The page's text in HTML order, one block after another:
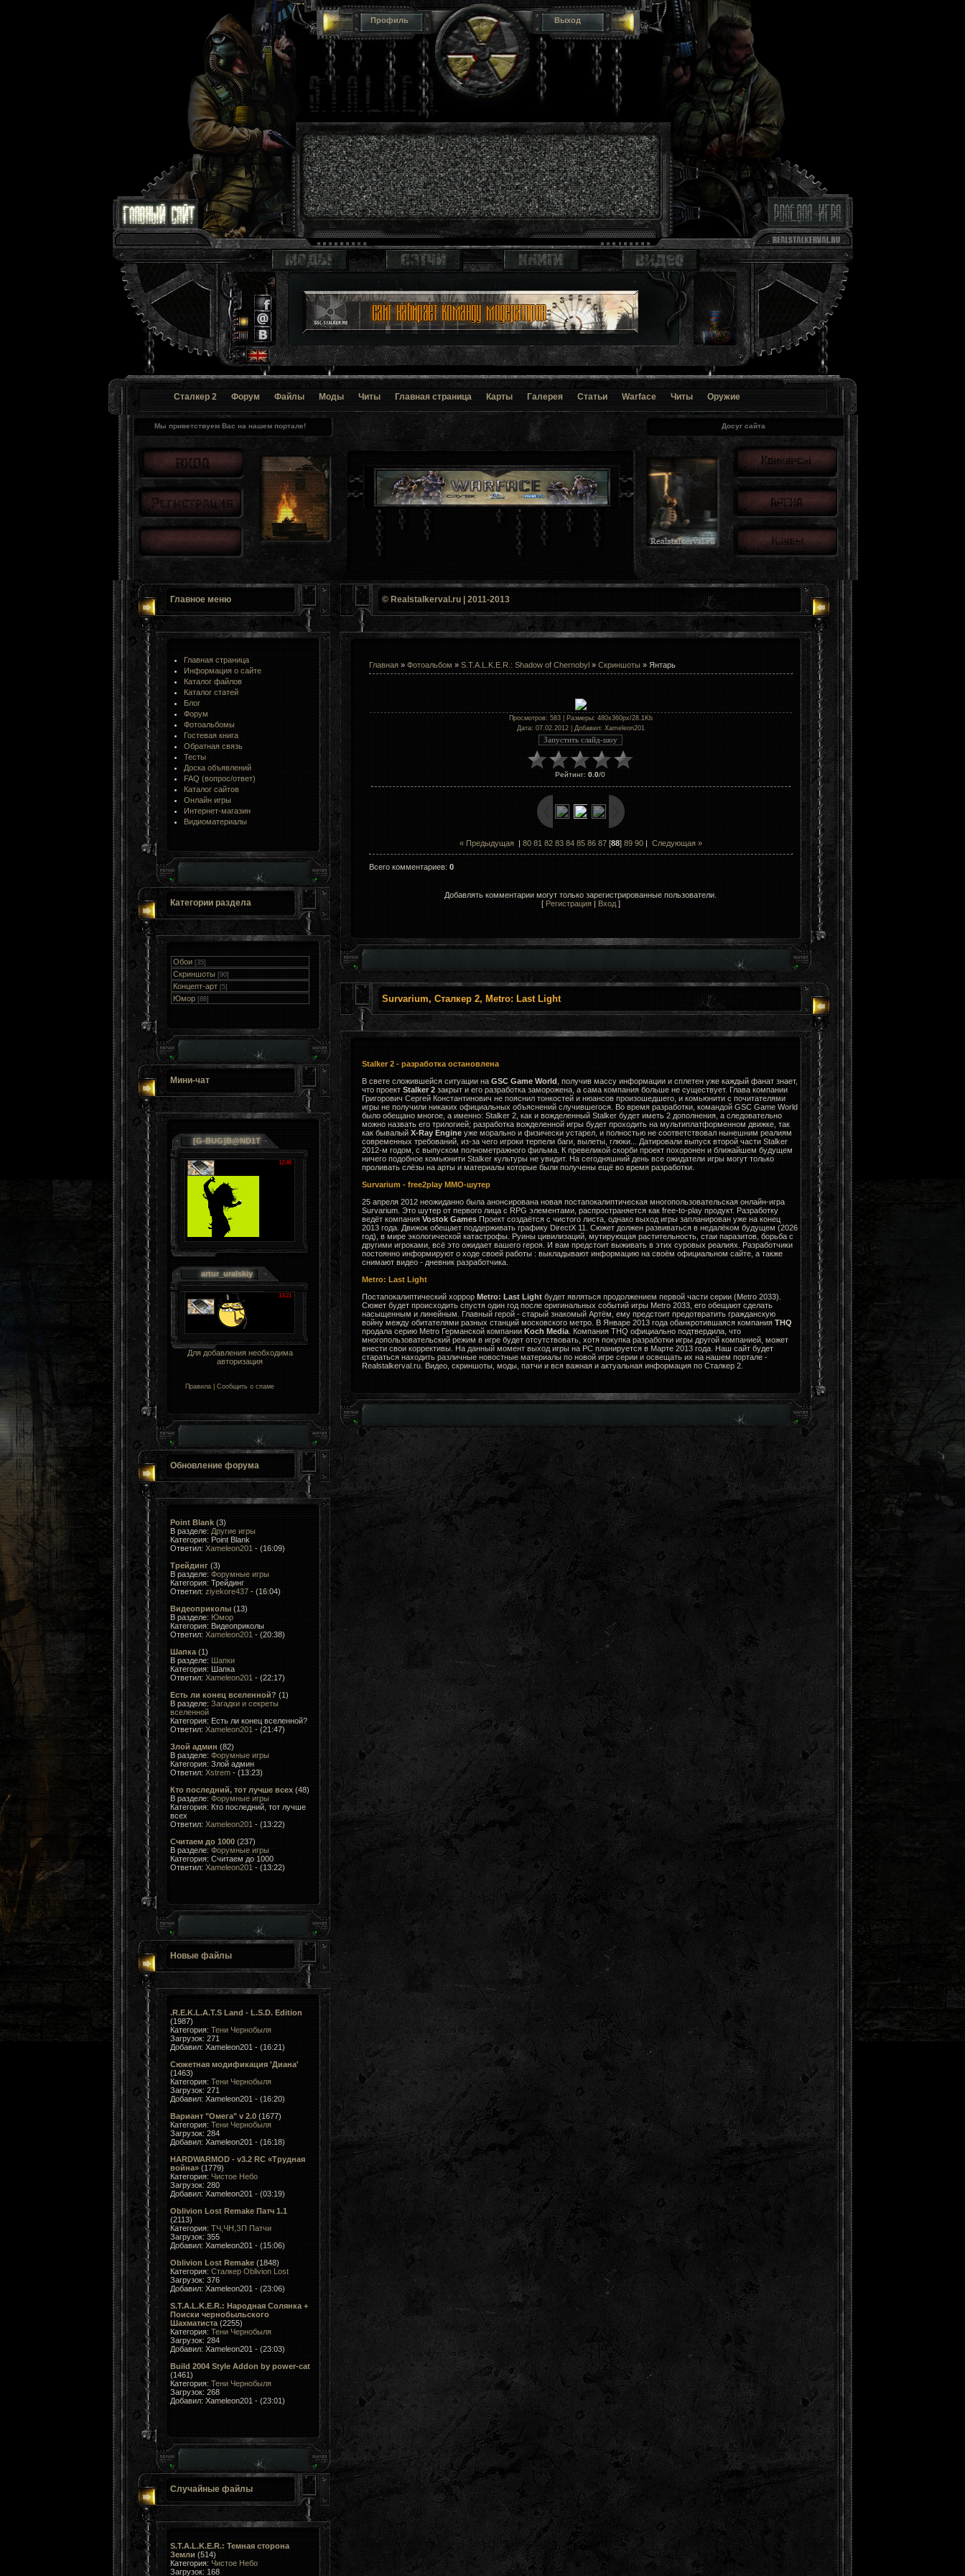
Профиль Выход
Сталкер 2 Форум Файлы Моды Читы Главная страница Карты Галерея Статьи Warface Читы Оружие
Досуг сайта
Мы приветствуем Вас на нашем портале!
Главное меню
Главная страница
Информация о сайте
Каталог файлов
Каталог статей
Блог
Форум
Фотоальбомы
Гостевая книга
Обратная связь
Тесты
Доска объявлений
FAQ (вопрос/ответ)
Каталог сайтов
Онлайн игры
Интернет-магазин
Видиоматериалы
Категории раздела
Обои [35]
Скриншоты [90]
Концепт-арт [5]
Юмор [88]
Мини-чат
Для добавления необходима
авторизация
Правила| Сообщить о спаме
Обновление форума
Point Blank(3)
В разделе: Другие игры
Категория: Point Blank
Ответил: Xameleon201 - (16:09)
Трейдинг(3)
В разделе: Форумные игры
Категория: Трейдинг
Ответил: ziyekore437- (16:04)
Видеоприколы(13)
В разделе: Юмор
Категория: Видеоприколы
Ответил: Xameleon201 - (20:38)
Шапка(1)
В разделе: Шапки
Категория: Шапка
Ответил: Xameleon201 - (22:17)
Есть ли конец вселенной? (1)
В разделе: Загадки и секреты
вселенной
Категория: Есть ли конец вселенной?
Ответил: Xameleon201 - (21:47)
Злой админ (82)
В разделе: Форумные игры
Категория: Злой админ
Ответил: Xstrem- (13:23)
Кто последний, тот лучше всеx(48)
В разделе: Форумные игры
Категория: Кто последний, тот лучше
всеx
Ответил: Xameleon201 - (13:22)
Считаем до 1000(237)
В разделе: Форумные игры
Категория: Считаем до 1000
Ответил: Xameleon201 - (13:22)
Новые файлы
.R.E.K.L.A.T.S Land - L.S.D. Edition
(1987)
Категория: Тени Чернобыля
Загрузок: 271
Добавил: Xameleon201 - (16:21)
Сюжетная модификация 'Диана'
(1463)
Категория: Тени Чернобыля
Загрузок: 271
Добавил: Xameleon201 - (16:20)
Вариант "Омега" v 2.0(1677)
Категория: Тени Чернобыля
Загрузок: 284
Добавил: Xameleon201 - (16:18)
HARDWARMOD - v3.2 RC «Трудная
война»(1779)
Категория: Чистое Небо
Загрузок: 280
Добавил: Xameleon201 - (03:19)
Oblivion Lost Remake Патч 1.1
(2113)
Категория: ТЧ,ЧН,ЗП Патчи
Загрузок: 355
Добавил: Xameleon201 - (15:06)
Oblivion Lost Remake(1848)
Категория: Сталкер Oblivion Lost
Загрузок: 376
Добавил: Xameleon201 - (23:06)
S.T.A.L.K.E.R.: Народная Солянка +
Поиски чернобыльского
Шахматиста(2255)
Категория: Тени Чернобыля
Загрузок: 284
Добавил: Xameleon201 - (23:03)
Build 2004 Style Addon by power-cat
(1461)
Категория: Тени Чернобыля
Загрузок: 268
Добавил: Xameleon201 - (23:01)
Случайные файлы
S.T.A.L.K.E.R.: Темная сторона
Земли (514)
Категория: Чистое Небо
Загрузок: 168
© Realstalkerval.ru | 2011-2013
Главная» Фотоальбом » S.T.A.L.K.E.R.: Shadow of Chernobyl» Скриншоты » Янтарь
Просмотров: 583 | Размеры: 480x360px/28.1Kb
Дата: 07.02.2012 | Добавил: Xameleon201
Рейтинг: 0.0/0
« Предыдущая| 80 81 82 83 84 85 86 87[88] 89 90| Следующая »
Всего комментариев: 0
Добавлять комментарии могут только зарегистрированные пользователи.
[ Регистрация| Вход]
Survarium, Сталкер 2, Metro: Last Light
Stalker 2 - разработка остановлена
В свете сложившейся ситуации на GSC Game World , получив массу информации и сплетен уже каждый фанат знает,
что проект Stalker 2закрыт и его разработка заморожена, а сама компания больше не существует. Глава компании
Григорович Сергей Константинович не пояснил тонкостей и нюансов произошедшего, и комьюнити с почитателями
игры не получили никаких официальных объяснений случившегося. Во время разработки, командой GSC Game World
было обещано многое, а именно: Stalker 2, как и вожделенный Stalker будет иметь 2 дополнения, а следовательно
можно назвать его трилогией; разработка вожделенной игры будет проходить на мультиплатформенном движке, так
как бывалый X-Ray Engineуже морально и физически устарел, и полностью не соответствовал нынешним реалиям
современных требований, из-за чего игроки терпели баги, вылеты, глюки... Датировали выпуск второй части Stalker
2012-м годом, с выпуском полнометражного фильма. К превеликой скорби проект похоронен и ближайшем будущем
ничего подобное комьюнити Stalker культуры не увидит. На сегодняшний день все ожидатели игры могут только
проливать слёзы на арты и материалы которые были получены ещё во время разработки.
Survarium - free2play MMO-шутер
25 апреля 2012 неожиданно была анонсирована новая постапокалиптическая многопользовательская онлайн-игра
Survarium. Это шутер от первого лица с RPG элементами, распространяется как free-to-play продукт. Разработку
ведёт компания Vostok GamesПроект создаётся с чистого листа, однако выход игры запланирован уже на конец
2013 года. Движок обещает поддерживать графику DirectX 11. Сюжет должен развиваться в недалёком будущем (2026
год), в мире экологической катастрофы. Руины цивилизаций, мутирующая растительность, стаи паразитов, борьба с
другими игроками, всё это ожидает вашего героя. И вам предстоит выживать в этих суровых реалиях. Разработчики
постоянно информируют о ходе своей работы : выкладывают информацию на своём официальном сайте, а также
снимают видео - дневник разработчика.
Metro: Last Light
Постапокалиптический хоррор Metro: Last Lightбудет являться продолжением первой части серии (Metro 2033).
Сюжет будет происходить спустя один год после оригинальных событий игры Metro 2033, его обещают сделать
насыщенным и линейным. Главный герой - старый знакомый Артём, ему предстоит предотвратить гражданскую
войну между обитателями разных станций московского метро. В Январе 2013 года обанкротившаяся компания THQ
продала серию Metro Германской компании Koch Media. Компания THQ официально подтвердила, что
многопользовательский режим в игре будет отсутствовать, хотя покупка разработки игры другой компанией, может
внести свои коррективы. На данный момент выход игры на PC планируется в Марте 2013 года. Наш сайт будет
стараться находить различные новостные материалы по новой игре серии и освещать их на нашем портале -
Realstalkerval.ru. Видео, скриншоты, моды, патчи и вся важная и актуальная информация по Сталкер 2.